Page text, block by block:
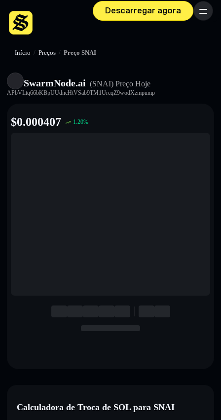
Descarregar agora Menu
Início / Preços / Preço SNAI
SwarmNode.ai (SNAI) Preço Hoje
APbVLtq66bKBpUUdncHtVSab9TM1UrcqZ9wodXzmpump
$0.000407 1.20%
Calculadora de Troca de SOL para SNAI